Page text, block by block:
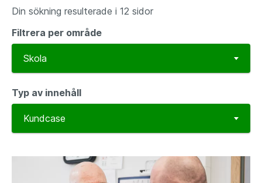
Din sökning resulterade i 12 sidor
Filtrera per område
Typ av innehåll